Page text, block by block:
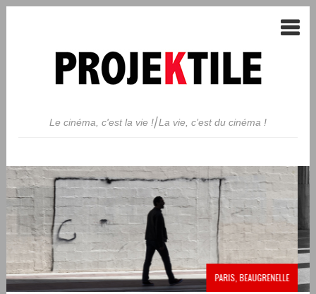
Le cinéma, c'est la vie !⎢La vie, c’est du cinéma !